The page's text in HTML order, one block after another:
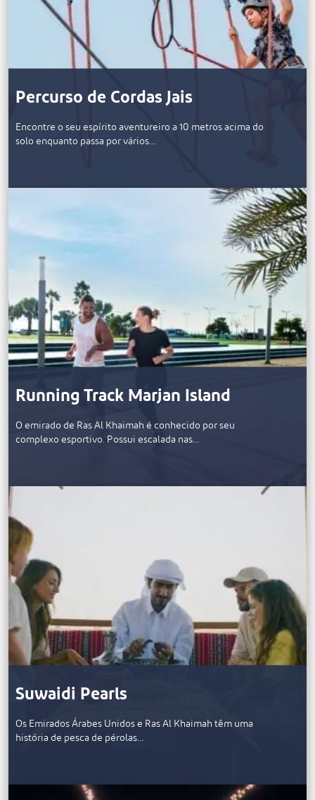
Percurso de Cordas Jais
Encontre o seu espírito aventureiro a 10 metros acima do
solo enquanto passa por vários…
Running Track Marjan Island
O emirado de Ras Al Khaimah é conhecido por seu
complexo esportivo. Possui escalada nas…
Suwaidi Pearls
Os Emirados Árabes Unidos e Ras Al Khaimah têm uma
história de pesca de pérolas…